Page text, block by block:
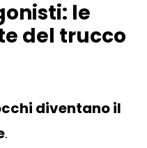
le
del trucco
diventano il
.